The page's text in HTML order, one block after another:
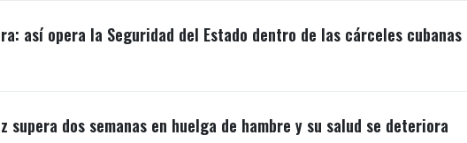
así opera la Seguridad del Estado dentro de las cárceles cubanas
supera dos semanas en huelga de hambre y su salud se deteriora